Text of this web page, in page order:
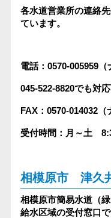
各水道営業所の連絡
ています。
電話：0570-005959（
045-522-8820でも対
FAX：0570-014032（
受付時間：月～土
相模原市 津久
相模原市簡易水道（
給水区域の受付窓口で